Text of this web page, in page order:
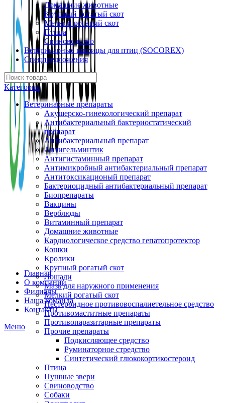
Главная
О компании
Филиалы
Наша команда
Контакты
Меню
Домашние животные
Крупный рогатый скот
Мелкий рогатый скот
Птица
Свиноводство
Ветеринарные шприцы для птиц (SOCOREX)
Спецпредложения
Категория
Ветеринарные препараты
Акушерско-гинекологический препарат
Антибактериальный бактериостатический
препарат
Антибактериальный препарат
Антигельминтик
Антигистаминный препарат
Антимикробный антибактериальный препарат
Антитоксикационый препарат
Бактериоцидный антибактериальный препарат
Биопрепараты
Вакцины
Верблюды
Витаминный препарат
Домашние животные
Кардиологическое средство гепатопротектор
Кошки
Кролики
Крупный рогатый скот
Лошади
Мазь для наружного применения
Мелкий рогатый скот
Нестероидное противовоспалиетельное средство
Противомаститные препараты
Противопаразитарные препараты
Прочие препараты
Подкисляющее средство
Руминаторное стредство
Синтетический глюкокортикостероид
Птица
Пушные звери
Свиноводство
Собаки